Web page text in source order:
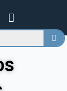
Menu